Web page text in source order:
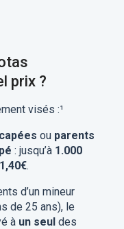
prix ?
visés :¹
ou parents
: jusqu’à 1.000
.
d’un mineur
de 25 ans), le
à un seuldes